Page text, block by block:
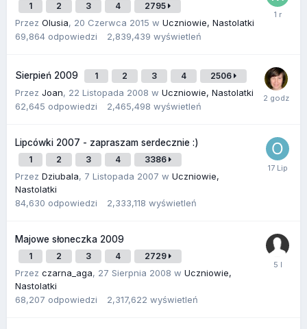
1 2 3 4 2795
Przez Olusia, 20 Czerwca 2015 w Uczniowie, Nastolatki
69,864 odpowiedzi 2,839,439 wyświetleń
Sierpień 2009 1 2 3 4 2506
Przez Joan, 22 Listopada 2008 w Uczniowie, Nastolatki
62,645 odpowiedzi 2,465,498 wyświetleń
Lipcówki 2007 - zapraszam serdecznie :)
1 2 3 4 3386
Przez Dziubala, 7 Listopada 2007 w Uczniowie,
Nastolatki
84,630 odpowiedzi 2,333,118 wyświetleń
Majowe słoneczka 2009
1 2 3 4 2729
Przez czarna_aga, 27 Sierpnia 2008 w Uczniowie,
Nastolatki
68,207 odpowiedzi 2,317,622 wyświetleń